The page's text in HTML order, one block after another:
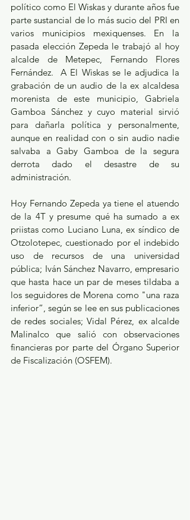
político como El Wiskas y durante años fue
parte sustancial de lo más sucio del PRI en
varios municipios mexiquenses. En la
pasada elección Zepeda le trabajó al hoy
alcalde de Metepec, Fernando Flores
Fernández.  A El Wiskas se le adjudica la
grabación de un audio de la ex alcaldesa
morenista de este municipio, Gabriela
Gamboa Sánchez y cuyo material sirvió
para dañarla política y personalmente,
aunque en realidad con o sin audio nadie
salvaba a Gaby Gamboa de la segura
derrota dado el desastre de su
administración.
Hoy Fernando Zepeda ya tiene el atuendo
de la 4T y presume qué ha sumado a ex
priistas como Luciano Luna, ex síndico de
Otzolotepec, cuestionado por el indebido
uso de recursos de una universidad
pública; Iván Sánchez Navarro, empresario
que hasta hace un par de meses tildaba a
los seguidores de Morena como "una raza
inferior”, según se lee en sus publicaciones
de redes sociales; Vidal Pérez, ex alcalde
Malinalco que salió con observaciones
financieras por parte del Órgano Superior
de Fiscalización (OSFEM).